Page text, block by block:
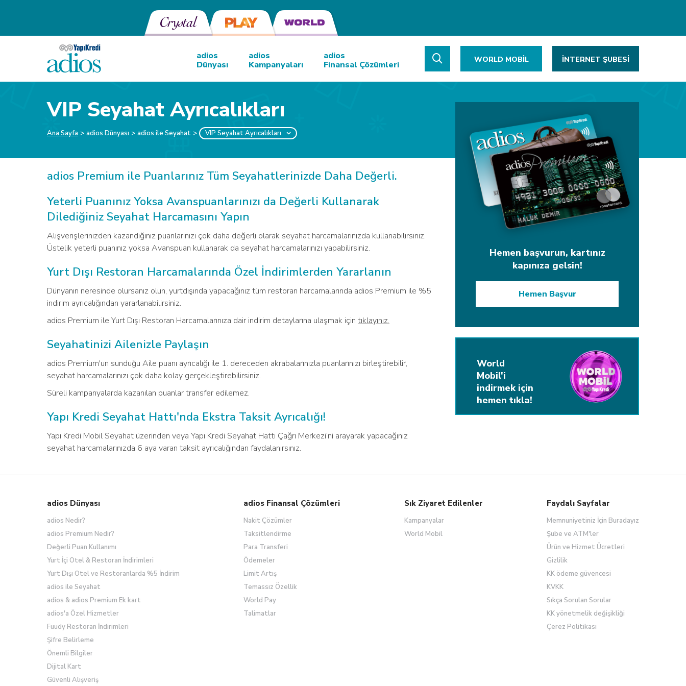
adios
Dünyası
adios
Kampanyaları
adios
Finansal Çözümleri
WORLD MOBİL İNTERNET ŞUBESİ
Hemen başvurun, kartınız
kapınıza gelsin!
Hemen Başvur
World
Mobil'i
indirmek için
hemen tıkla!
VIP Seyahat Ayrıcalıkları
Ana Sayfa adios Dünyası adios ile Seyahat VIP Seyahat Ayrıcalıkları
adios Premium ile Puanlarınız Tüm Seyahatlerinizde Daha Değerli.
Yeterli Puanınız Yoksa Avanspuanlarınızı da Değerli Kullanarak
Dilediğiniz Seyahat Harcamasını Yapın
Alışverişlerinizden kazandığınız puanlarınızı çok daha değerli olarak seyahat harcamalarınızda kullanabilirsiniz.
Üstelik yeterli puanınız yoksa Avanspuan kullanarak da seyahat harcamalarınızı yapabilirsiniz.
Yurt Dışı Restoran Harcamalarında Özel İndirimlerden Yararlanın
Dünyanın neresinde olursanız olun, yurtdışında yapacağınız tüm restoran harcamalarında adios Premium ile %5
indirim ayrıcalığından yararlanabilirsiniz.
adios Premium ile Yurt Dışı Restoran Harcamalarınıza dair indirim detaylarına ulaşmak için tıklayınız.
Seyahatinizi Ailenizle Paylaşın
adios Premium'un sunduğu Aile puanı ayrıcalığı ile 1. dereceden akrabalarınızla puanlarınızı birleştirebilir,
seyahat harcamalarınızı çok daha kolay gerçekleştirebilirsiniz.
Süreli kampanyalarda kazanılan puanlar transfer edilemez.
Yapı Kredi Seyahat Hattı'nda Ekstra Taksit Ayrıcalığı!
Yapı Kredi Mobil Seyahat üzerinden veya Yapı Kredi Seyahat Hattı Çağrı Merkezi’ni arayarak yapacağınız
seyahat harcamalarınızda 6 aya varan taksit ayrıcalığından faydalanırsınız.
adios Dünyası
adios Nedir?
adios Premium Nedir?
Değerli Puan Kullanımı
Yurt İçi Otel & Restoran İndirimleri
Yurt Dışı Otel ve Restoranlarda %5 İndirim
adios ile Seyahat
adios & adios Premium Ek kart
adios'a Özel Hizmetler
Fuudy Restoran İndirimleri
Şifre Belirleme
Önemli Bilgiler
Dijital Kart
Güvenli Alışveriş
adios Finansal Çözümleri
Nakit Çözümler
Taksitlendirme
Para Transferi
Ödemeler
Limit Artış
Temassız Özellik
World Pay
Talimatlar
Sık Ziyaret Edilenler
Kampanyalar
World Mobil
Faydalı Sayfalar
Memnuniyetiniz İçin Buradayız
Şube ve ATM'ler
Ürün ve Hizmet Ücretleri
Gizlilik
KK ödeme güvencesi
KVKK
Sıkça Sorulan Sorular
KK yönetmelik değişikliği
Çerez Politikası